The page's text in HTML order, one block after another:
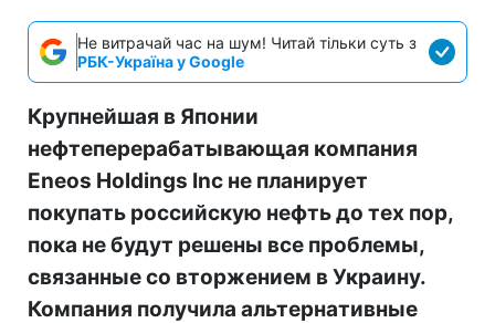
Не витрачай час на шум! Читай тільки суть з
РБК-Україна у Google
Крупнейшая в Японии
нефтеперерабатывающая компания
Eneos Holdings Inc не планирует
покупать российскую нефть до тех пор,
пока не будут решены все проблемы,
связанные со вторжением в Украину.
Компания получила альтернативные